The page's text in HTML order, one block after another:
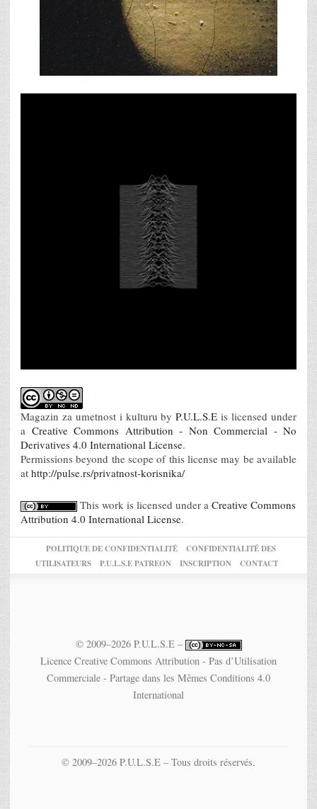
Magazin za umetnost i kulturu byP.U.L.S.E is licensed under
a Creative Commons Attribution - Non Commercial - No
Derivatives 4.0 International License.
Permissions beyond the scope of this license may be available
at http://pulse.rs/privatnost-korisnika/
This work is licensed under a Creative Commons
Attribution 4.0 International License.
POLITIQUE DE CONFIDENTIALITÉ
CONFIDENTIALITÉ DES
UTILISATEURS
P.U.L.S.E PATREON INSCRIPTION CONTACT
© 2009–2026 P.U.L.S.E –
Licence Creative Commons Attribution - Pas d’Utilisation
Commerciale - Partage dans les Mêmes Conditions 4.0
International
© 2009–2026 P.U.L.S.E – Tous droits réservés.